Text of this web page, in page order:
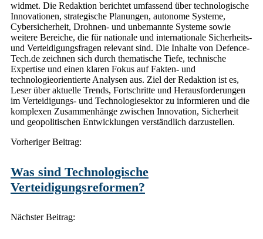
widmet. Die Redaktion berichtet umfassend über technologische
Innovationen, strategische Planungen, autonome Systeme,
Cybersicherheit, Drohnen- und unbemannte Systeme sowie
weitere Bereiche, die für nationale und internationale Sicherheits-
und Verteidigungsfragen relevant sind. Die Inhalte von Defence-
Tech.de zeichnen sich durch thematische Tiefe, technische
Expertise und einen klaren Fokus auf Fakten- und
technologieorientierte Analysen aus. Ziel der Redaktion ist es,
Leser über aktuelle Trends, Fortschritte und Herausforderungen
im Verteidigungs- und Technologiesektor zu informieren und die
komplexen Zusammenhänge zwischen Innovation, Sicherheit
und geopolitischen Entwicklungen verständlich darzustellen.
Post
Vorheriger Beitrag:
Was sind Technologische
Verteidigungsreformen?
Nächster Beitrag: